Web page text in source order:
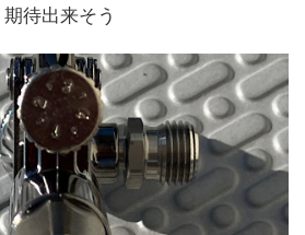
期待出来そう